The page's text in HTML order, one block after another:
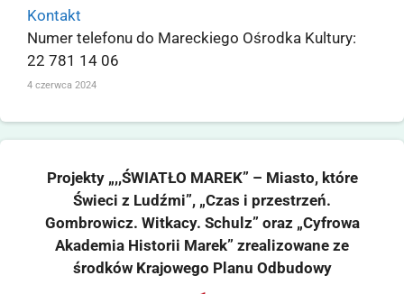
Kontakt
Numer telefonu do Mareckiego Ośrodka Kultury:
22 781 14 06
4 czerwca 2024
Projekty „,,ŚWIATŁO MAREK” – Miasto, które
Świeci z Ludźmi”, „Czas i przestrzeń.
Gombrowicz. Witkacy. Schulz” oraz „Cyfrowa
Akademia Historii Marek” zrealizowane ze
środków Krajowego Planu Odbudowy